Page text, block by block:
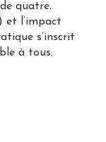
quatre.
et l’impact
s’inscrit
à tous.